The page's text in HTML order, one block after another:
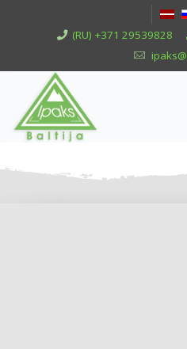
(RU) +371 29539828